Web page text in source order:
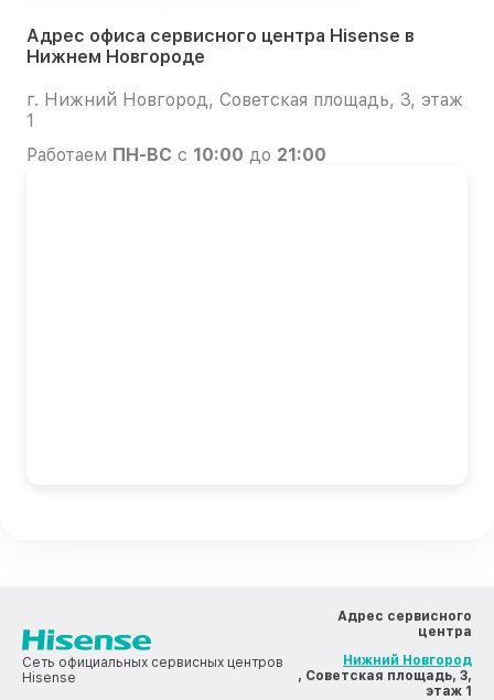
Адрес офиса сервисного центра Hisense в
Нижнем Новгороде
г. Нижний Новгород, Советская площадь, 3, этаж
1
Работаем ПН-ВС с 10:00 до 21:00
Сеть официальных сервисных центров
Hisense
Адрес сервисного
центра
Нижний Новгород
, Советская площадь, 3,
этаж 1